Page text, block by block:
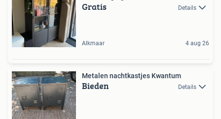
Gratis Details
Alkmaar 4 aug 26
Metalen nachtkastjes Kwantum
Bieden Details